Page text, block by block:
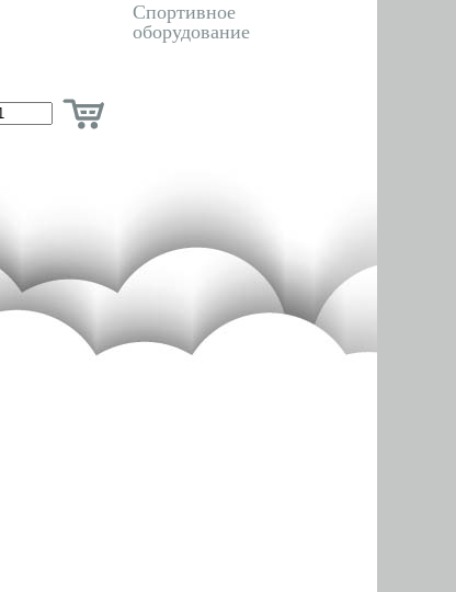
Спортивное
оборудование